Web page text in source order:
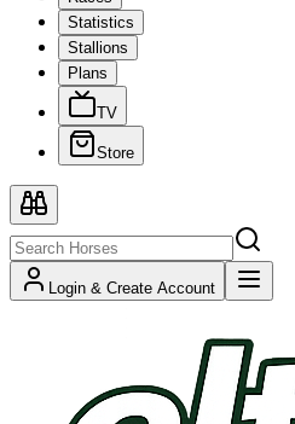
Statistics
Stallions
Plans
TV
Store
Login & Create Account